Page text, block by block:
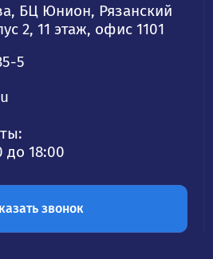
БЦ Юнион, Рязанский
2, 11 этаж, офис 1101
5
до 18:00
звонок